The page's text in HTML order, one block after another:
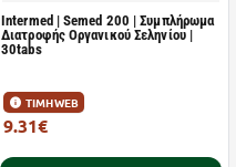
Intermed | Semed 200 | Συμπλήρωμα
Διατροφής Οργανικού Σεληνίου |
30tabs
ΤΙΜΗ WEB
9.31€